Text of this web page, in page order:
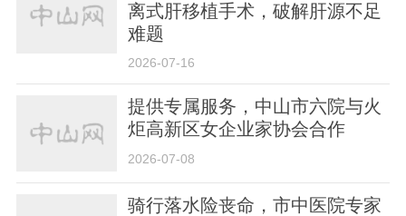
离式肝移植手术，破解肝源不足
难题
2026-07-16
提供专属服务，中山市六院与火
炬高新区女企业家协会合作
2026-07-08
骑行落水险丧命，市中医院专家